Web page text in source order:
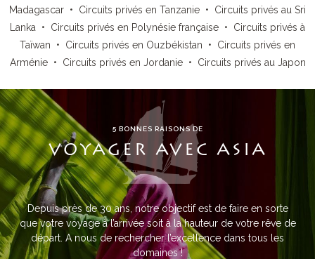
Madagascar • Circuits privés en Tanzanie • Circuits privés au Sri
Lanka • Circuits privés en Polynésie française • Circuits privés à
Taïwan • Circuits privés en Ouzbékistan • Circuits privés en
Arménie• Circuits privés en Jordanie• Circuits privés au Japon
5 BONNES RAISONS DE
VOYAGER AVEC ASIA
Depuis près de 30 ans, notre objectif est de faire en sorte
que votre voyage à l’arrivée soit à la hauteur de votre rêve de
départ. A nous de rechercher l’excellence dans tous les
domaines !